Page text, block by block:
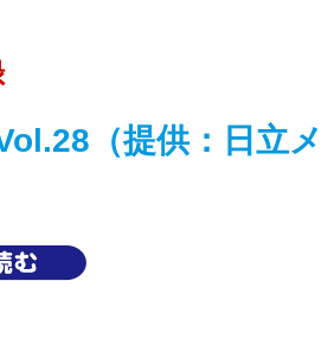
（提供：日立メ